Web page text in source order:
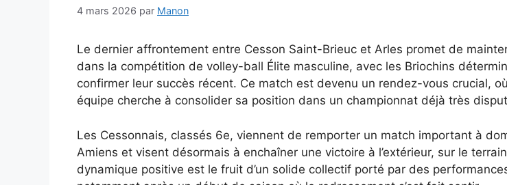
4 mars 2026 par Manon
Le dernier affrontement entre Cesson Saint-Brieuc et Arles promet de
dans la compétition de volley-ball Élite masculine, avec les Briochins
confirmer leur succès récent. Ce match est devenu un rendez-vous crucial,
équipe cherche à consolider sa position dans un championnat déjà très
Les Cessonnais, classés 6e, viennent de remporter un match important à
Amiens et visent désormais à enchaîner une victoire à l’extérieur, sur le terrain
dynamique positive est le fruit d’un solide collectif porté par des